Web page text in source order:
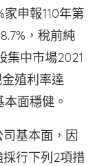
申報110年第
，稅前純
集中市場2021
殖利率達
面穩健。
基本面，因
行下列2項措